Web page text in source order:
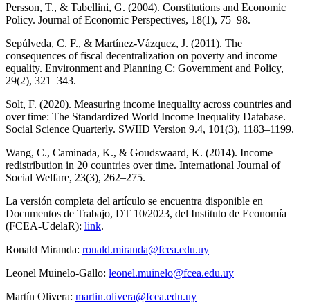
Persson, T., & Tabellini, G. (2004). Constitutions and Economic
Policy. Journal of Economic Perspectives, 18(1), 75–98.
Sepúlveda, C. F., & Martínez-Vázquez, J. (2011). The
consequences of fiscal decentralization on poverty and income
equality. Environment and Planning C: Government and Policy,
29(2), 321–343.
Solt, F. (2020). Measuring income inequality across countries and
over time: The Standardized World Income Inequality Database.
Social Science Quarterly. SWIID Version 9.4, 101(3), 1183–1199.
Wang, C., Caminada, K., & Goudswaard, K. (2014). Income
redistribution in 20 countries over time. International Journal of
Social Welfare, 23(3), 262–275.
La versión completa del artículo se encuentra disponible en
Documentos de Trabajo, DT 10/2023, del Instituto de Economía
(FCEA-UdelaR): link.
Ronald Miranda: ronald.miranda@fcea.edu.uy
Leonel Muinelo-Gallo: leonel.muinelo@fcea.edu.uy
Martín Olivera: martin.olivera@fcea.edu.uy